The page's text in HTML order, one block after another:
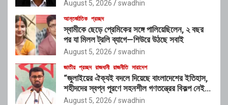
August 5, 2026 swadhin
আন্তর্জাতিক প্রচ্ছদ
স্বামীকে ছেড়ে প্রেমিকের সঙ্গে পালিয়েছিলেন, ২ বছর
পর যা মিলল ট্রলি ব্যাগে—শিউরে উঠছে সবাই
August 5, 2026 swadhin
জাতীয় প্রচ্ছদ রাজধানী রাজনীতি সারাদেশ
“জুলাইয়ের ঐক্যই বদলে দিয়েছে বাংলাদেশের ইতিহাস,
শহীদদের স্বপ্ন পূরণে সহনশীল গণতন্ত্রের বিকল্প নেই” :
রাশেদ খাঁন
August 5, 2026 swadhin